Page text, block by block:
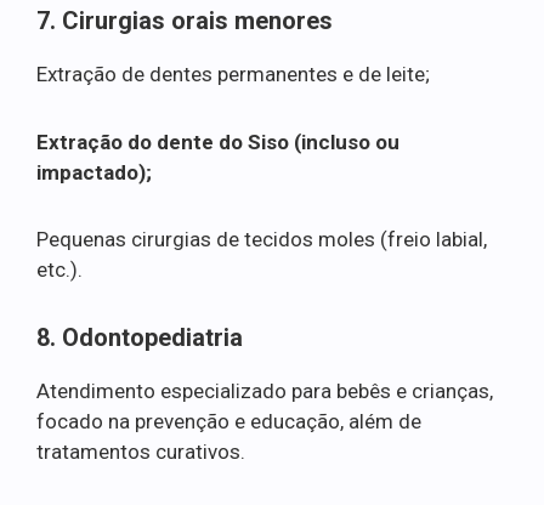
7. Cirurgias orais menores
Extração de dentes permanentes e de leite;
Extração do dente do Siso (incluso ou
impactado);
Pequenas cirurgias de tecidos moles (freio labial,
etc.).
8. Odontopediatria
Atendimento especializado para bebês e crianças,
focado na prevenção e educação, além de
tratamentos curativos.